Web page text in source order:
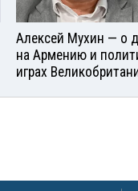
Алексей Мухин — о
на Армению и
играх